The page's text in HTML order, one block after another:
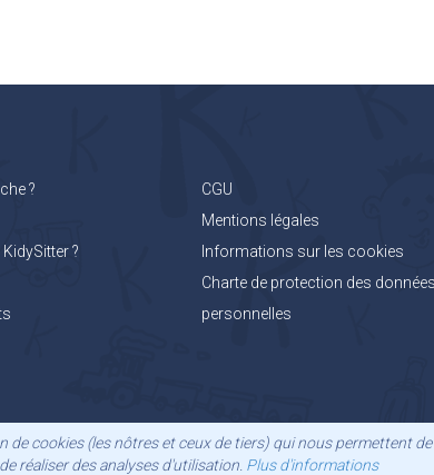
?
?
CGU
Mentions légales
Informations sur les cookies
Charte de protection des données
personnelles
cookies (les nôtres et ceux de tiers) qui nous permettent
réaliser des analyses d'utilisation. Plus d'informations